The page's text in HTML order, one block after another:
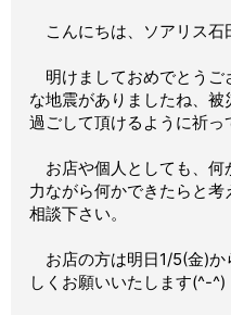
こんにちは、ソアリス石
明けましておめでとうご
な地震がありましたね、被
過ごして頂けるように祈っ
お店や個人としても、何
力ながら何かできたらと考
相談下さい。
お店の方は明日1/5(金)か
しくお願いいたします(^-^)